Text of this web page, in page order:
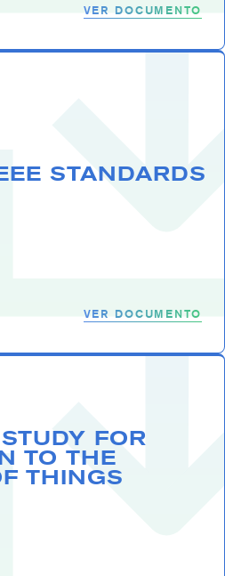
VER DOCUMENTO
STANDARDS
VER DOCUMENTO
FOR
TO THE
THINGS